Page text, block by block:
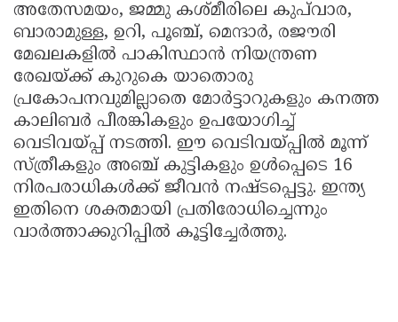
അതേസമയം, ജമ്മു കശ്മീരിലെ കുപ്‌വാര,
ബാരാമുള്ള, ഉറി, പൂഞ്ച്, മെന്ദാർ, രജൗരി
മേഖലകളിൽ പാകിസ്ഥാൻ നിയന്ത്രണ
രേഖയ്ക്ക് കുറുകെ യാതൊരു
പ്രകോപനവുമില്ലാതെ മോർട്ടാറുകളും കനത്ത
കാലിബർ പീരങ്കികളും ഉപയോഗിച്ച്
വെടിവയ്പ്പ് നടത്തി. ഈ വെടിവയ്പ്പിൽ മൂന്ന്
സ്ത്രീകളും അഞ്ച് കുട്ടികളും ഉൾപ്പെടെ 16
നിരപരാധികൾക്ക് ജീവൻ നഷ്ടപ്പെട്ടു. ഇന്ത്യ
ഇതിനെ ശക്തമായി പ്രതിരോധിച്ചെന്നും
വാർത്താക്കുറിപ്പിൽ കൂട്ടിച്ചേർത്തു.